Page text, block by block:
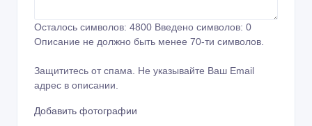
Осталось символов: 4800 Введено символов: 0
Описание не должно быть менее 70-ти символов.
Защититесь от спама. Не указывайте Ваш Email
адрес в описании.
Добавить фотографии